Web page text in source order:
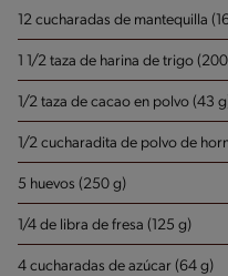
12 cucharadas de mantequilla
1 1/2 taza de harina de trigo
1/2 taza de cacao en polvo (43
1/2 cucharadita de polvo de
5 huevos (250 g)
1/4 de libra de fresa (125 g)
4 cucharadas de azúcar (64 g)